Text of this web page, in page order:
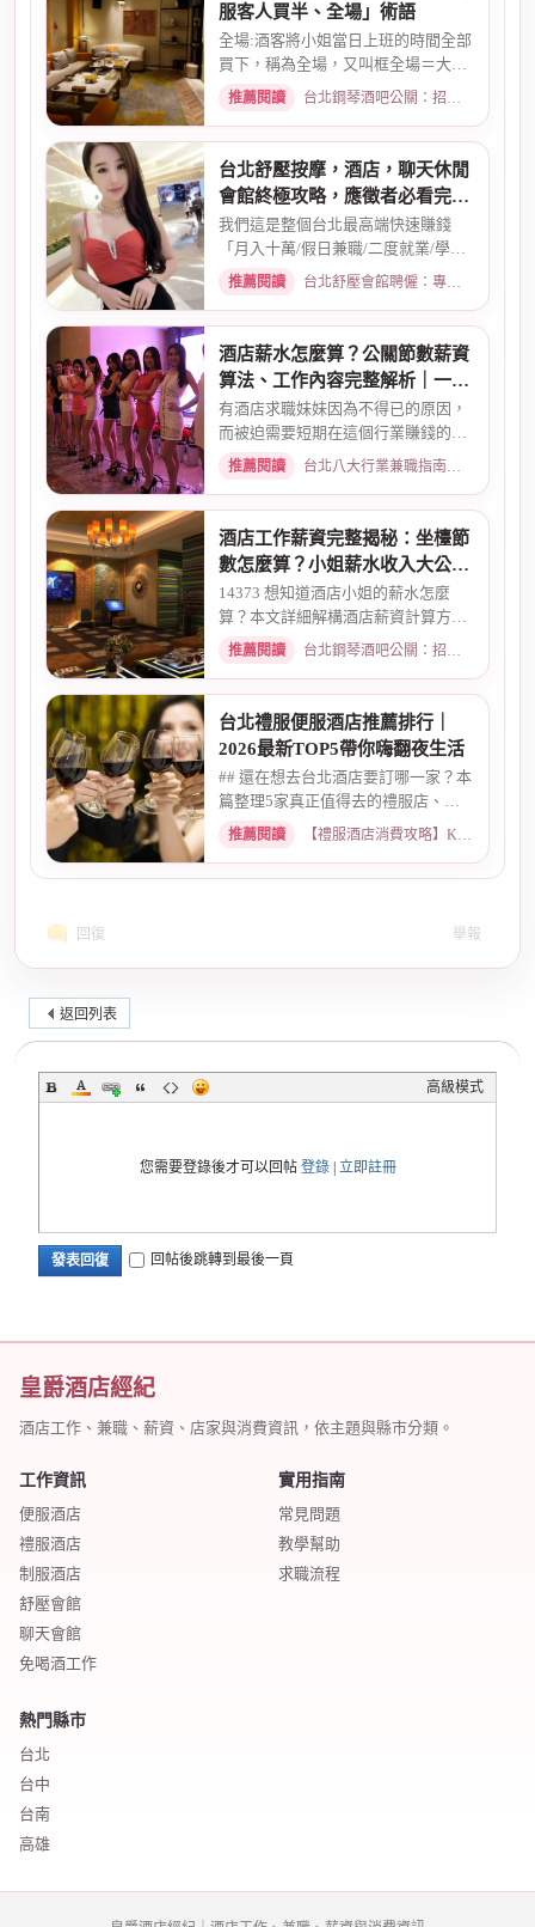
服客人買半、全場」術語
全場:酒客將小姐當日上班的時間全部
買下，稱為全場，又叫框全場＝大框
＝外全酒店買框送s外全多少...
推薦閱讀 台北鋼琴酒吧公關：招募條件與工作環境介紹 · 2026-03-26
台北舒壓按摩，酒店，聊天休閒
會館終極攻略，應徵者必看完整
指南
我們這是整個台北最高端快速賺錢
「月入十萬/假日兼職/二度就業/學生
兼職/八大廣告/林森北路KTV酒...
推薦閱讀 台北舒壓會館聘僱：專業按摩師職缺與職涯規劃 · 2026-01-07
酒店薪水怎麼算？公關節數薪資
算法、工作內容完整解析｜一次
搞懂收入結構
有酒店求職妹妹因為不得已的原因，
而被迫需要短期在這個行業賺錢的時
候而環境又你文章提到的那麼...
推薦閱讀 台北八大行業兼職指南：熱門職缺與求職須知 · 2026-02-13
酒店工作薪資完整揭秘：坐檯節
數怎麼算？小姐薪水收入大公開
｜2026最新
14373 想知道酒店小姐的薪水怎麼
算？本文詳細解構酒店薪資計算方
式，從「坐檯節數」的基本概念、...
推薦閱讀 台北鋼琴酒吧公關：招募條件與工作環境介紹 · 2026-03-09
台北禮服便服酒店推薦排行｜
2026最新TOP5帶你嗨翻夜生活
## 還在想去台北酒店要訂哪一家？本
篇整理5家真正值得去的禮服店、便
服店，從氣氛、小姐素質、消...
推薦閱讀 【禮服酒店消費攻略】KTV喝酒娛樂、價格試算 · 2026-05-08
回復 舉報
返回列表
高級模式
您需要登錄後才可以回帖 登錄| 立即註冊
發表回復 回帖後跳轉到最後一頁
皇爵酒店經紀
酒店工作、兼職、薪資、店家與消費資訊，依主題與縣市分類。
工作資訊
便服酒店
禮服酒店
制服酒店
舒壓會館
聊天會館
免喝酒工作
實用指南
常見問題
教學幫助
求職流程
熱門縣市
台北
台中
台南
高雄